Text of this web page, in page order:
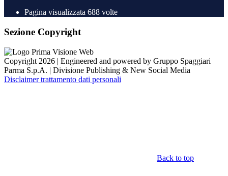
Pagina visualizzata 688 volte
Sezione Copyright
Copyright 2026 | Engineered and powered by Gruppo Spaggiari
Parma S.p.A. | Divisione Publishing & New Social Media
Disclaimer trattamento dati personali
Back to top